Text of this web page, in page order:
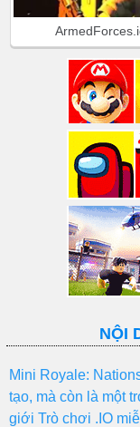
NỘI
Mini Royale:
tạo, mà còn là một
giới Trò chơi .IO